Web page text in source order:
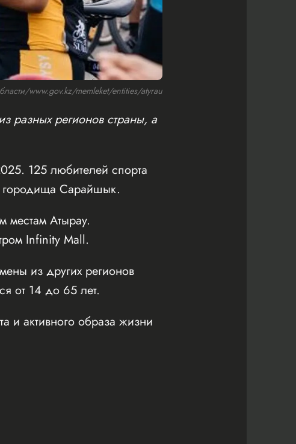
www.gov.kz/memleket/entities/atyrau
разных регионов страны, а
125 любителей спорта
городища Сарайшык.
местам Атырау.
Infinity Mall.
из других регионов
от 14 до 65 лет.
и активного образа жизни